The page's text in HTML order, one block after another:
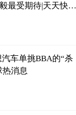
最受期待|天天快看
热消息